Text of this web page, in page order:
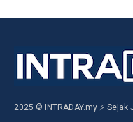
2025 © INTRADAY.my ⚡ Sejak